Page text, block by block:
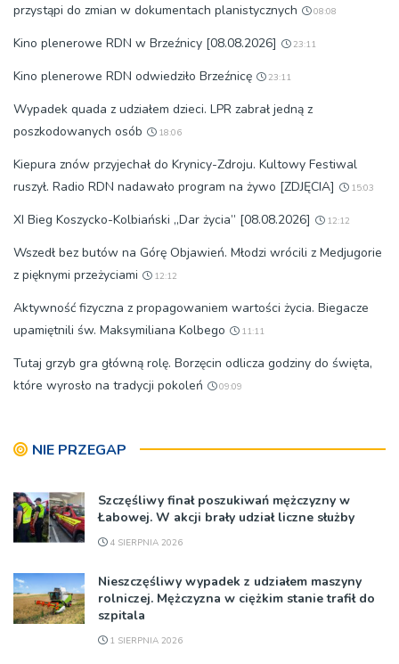
przystąpi do zmian w dokumentach planistycznych
08:08
Kino plenerowe RDN w Brzeźnicy [08.08.2026] 23:11
Kino plenerowe RDN odwiedziło Brzeźnicę 23:11
Wypadek quada z udziałem dzieci. LPR zabrał jedną z
poszkodowanych osób
18:06
Kiepura znów przyjechał do Krynicy-Zdroju. Kultowy Festiwal
ruszył. Radio RDN nadawało program na żywo [ZDJĘCIA]
15:03
XI Bieg Koszycko-Kolbiański „Dar życia” [08.08.2026] 12:12
Wszedł bez butów na Górę Objawień. Młodzi wrócili z Medjugorie
z pięknymi przeżyciami
12:12
Aktywność fizyczna z propagowaniem wartości życia. Biegacze
upamiętnili św. Maksymiliana Kolbego
11:11
Tutaj grzyb gra główną rolę. Borzęcin odlicza godziny do święta,
które wyrosło na tradycji pokoleń
09:09
NIE PRZEGAP
Szczęśliwy finał poszukiwań mężczyzny w
Łabowej. W akcji brały udział liczne służby
4 SIERPNIA 2026
Nieszczęśliwy wypadek z udziałem maszyny
rolniczej. Mężczyzna w ciężkim stanie trafił do
szpitala
1 SIERPNIA 2026